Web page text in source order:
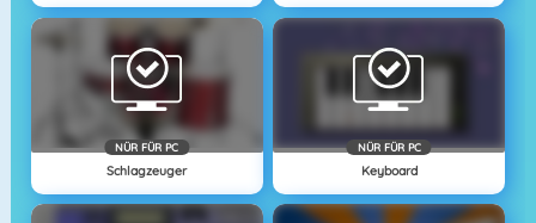
NÜR FÜR PC
Schlagzeuger
NÜR FÜR PC
Keyboard